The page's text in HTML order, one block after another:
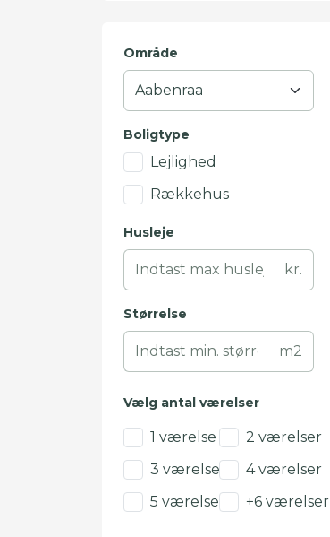
Område
Boligtype
Lejlighed
Rækkehus
Husleje
kr.
Størrelse
m2
Vælg antal værelser
1 værelse
2 værelser
3 værelser
4 værelser
5 værelser
+6 værelser